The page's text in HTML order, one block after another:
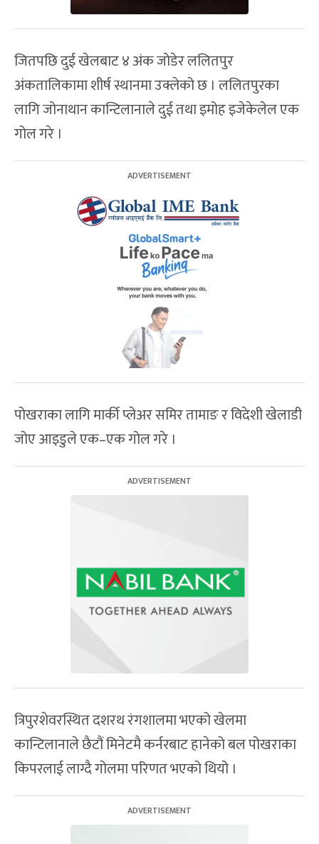
जितपछि दुई खेलबाट ४ अंक जोडेर ललितपुर
अंकतालिकामा शीर्ष स्थानमा उक्लेको छ । ललितपुरका
लागि जोनाथान कान्टिलानाले दुई तथा इमोह इजेकेलेल एक
गोल गरे ।
पोखराका लागि मार्की प्लेअर समिर तामाङ र विदेशी खेलाडी
जोए आइडुले एक–एक गोल गरे ।
त्रिपुरशेवरस्थित दशरथ रंगशालमा भएको खेलमा
कान्टिलानाले छैटौं मिनेटमै कर्नरबाट हानेको बल पोखराका
किपरलाई लाग्दै गोलमा परिणत भएको थियो ।